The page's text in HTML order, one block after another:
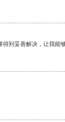
到妥善解决，让我能